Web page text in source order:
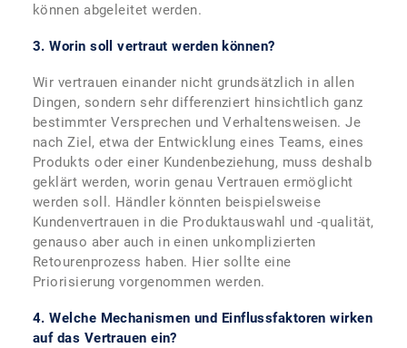
können abgeleitet werden.
3. Worin soll vertraut werden können?
Wir vertrauen einander nicht grundsätzlich in allen
Dingen, sondern sehr differenziert hinsichtlich ganz
bestimmter Versprechen und Verhaltensweisen. Je
nach Ziel, etwa der Entwicklung eines Teams, eines
Produkts oder einer Kundenbeziehung, muss deshalb
geklärt werden, worin genau Vertrauen ermöglicht
werden soll. Händler könnten beispielsweise
Kundenvertrauen in die Produktauswahl und -qualität,
genauso aber auch in einen unkomplizierten
Retourenprozess haben. Hier sollte eine
Priorisierung vorgenommen werden.
4.Welche Mechanismen und Einflussfaktoren wirken
auf das Vertrauen ein?